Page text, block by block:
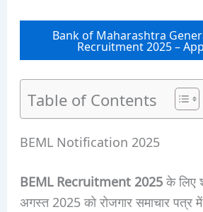
Bank of Maharashtra
Recruitment 2025 –
Table of Contents
BEML Notification 2025
BEML Recruitment 2025के लिए
अगस्त 2025 को रोजगार समाचार पत्र में